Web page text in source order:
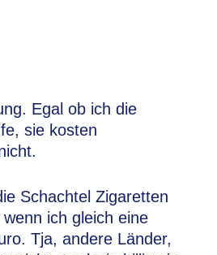
Egal ob ich die
sie kosten
Schachtel Zigaretten
ich gleich eine
Tja, andere Länder,